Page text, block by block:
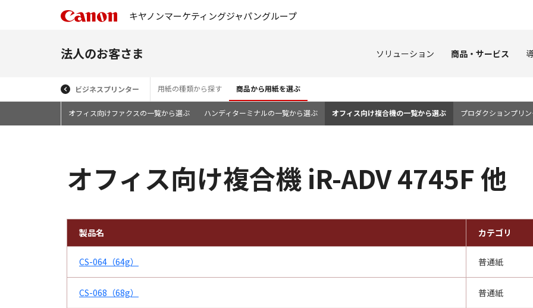
キヤノンマーケティングジャパングループ
法人のお客さま ソリューション 商品・サービス
ビジネスプリンター 用紙の種類から探す 商品から用紙を選ぶ
オフィス向けファクスの一覧から選ぶ ハンディターミナルの一覧から選ぶ オフィス向け複合機の一覧から選ぶ プロダクションプリ
オフィス向け複合機 iR-ADV 4745F 他
製品名 カテゴリ
CS-064（64g） 普通紙
CS-068（68g） 普通紙